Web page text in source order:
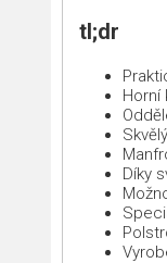
tl;dr
Horní
Díky